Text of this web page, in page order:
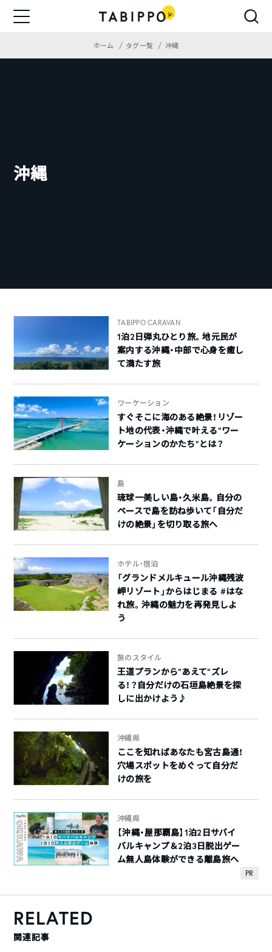
ホーム タグ一覧 沖縄
沖縄
TABIPPO CARAVAN
1泊2日弾丸ひとり旅。地元民が
案内する沖縄・中部で心身を癒し
て満たす旅
ワーケーション
すぐそこに海のある絶景！リゾー
ト地の代表・沖縄で叶える”ワー
ケーションのかたち”とは？
島
琉球一美しい島・久米島。自分の
ペースで島を訪ね歩いて「自分だ
けの絶景」を切り取る旅へ
ホテル・宿泊
「グランドメルキュール沖縄残波
岬リゾート」からはじまる #はな
れ旅。沖縄の魅力を再発見しよ
う
旅のスタイル
王道プランから”あえて”ズレ
る！？自分だけの石垣島絶景を探
しに出かけよう♪
沖縄県
ここを知ればあなたも宮古島通！
穴場スポットをめぐって自分だ
けの旅を
PR
沖縄県
【沖縄・屋那覇島】1泊2日サバイ
バルキャンプ＆2泊3日脱出ゲー
ム無人島体験ができる離島旅へ
RELATED
関連記事